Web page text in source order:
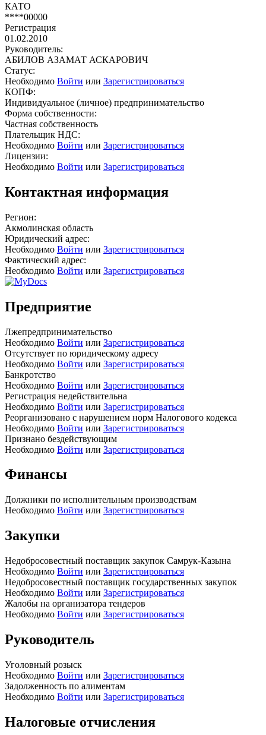
КАТО
****00000
Регистрация
01.02.2010
Руководитель:
АБИЛОВ АЗАМАТ АСКАРОВИЧ
Статус:
Необходимо Войти или Зарегистрироваться
КОПФ:
Индивидуальное (личное) предпринимательство
Форма собственности:
Частная собственность
Плательщик НДС:
Необходимо Войти или Зарегистрироваться
Лицензии:
Необходимо Войти или Зарегистрироваться
Контактная информация
Регион:
Акмолинская область
Юридический адрес:
Необходимо Войти или Зарегистрироваться
Фактический адрес:
Необходимо Войти или Зарегистрироваться
Предприятие
Лжепредпринимательство
Необходимо Войти или Зарегистрироваться
Отсутствует по юридическому адресу
Необходимо Войти или Зарегистрироваться
Банкротство
Необходимо Войти или Зарегистрироваться
Регистрация недействительна
Необходимо Войти или Зарегистрироваться
Реорганизовано с нарушением норм Налогового кодекса
Необходимо Войти или Зарегистрироваться
Признано бездействующим
Необходимо Войти или Зарегистрироваться
Финансы
Должники по исполнительным производствам
Необходимо Войти или Зарегистрироваться
Закупки
Недобросовестный поставщик закупок Самрук-Казына
Необходимо Войти или Зарегистрироваться
Недобросовестный поставщик государственных закупок
Необходимо Войти или Зарегистрироваться
Жалобы на организатора тендеров
Необходимо Войти или Зарегистрироваться
Руководитель
Уголовный розыск
Необходимо Войти или Зарегистрироваться
Задолженность по алиментам
Необходимо Войти или Зарегистрироваться
Налоговые отчисления